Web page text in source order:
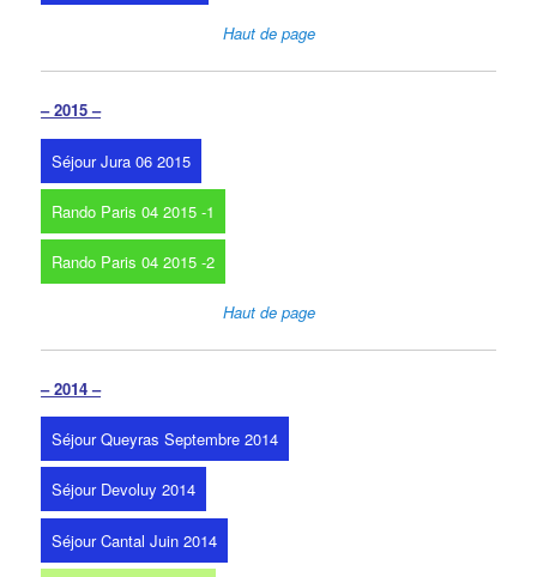
Haut de page
– 2015 –
Séjour Jura 06 2015
Rando Paris 04 2015 -1
Rando Paris 04 2015 -2
Haut de page
– 2014 –
Séjour Queyras Septembre 2014
Séjour Devoluy 2014
Séjour Cantal Juin 2014